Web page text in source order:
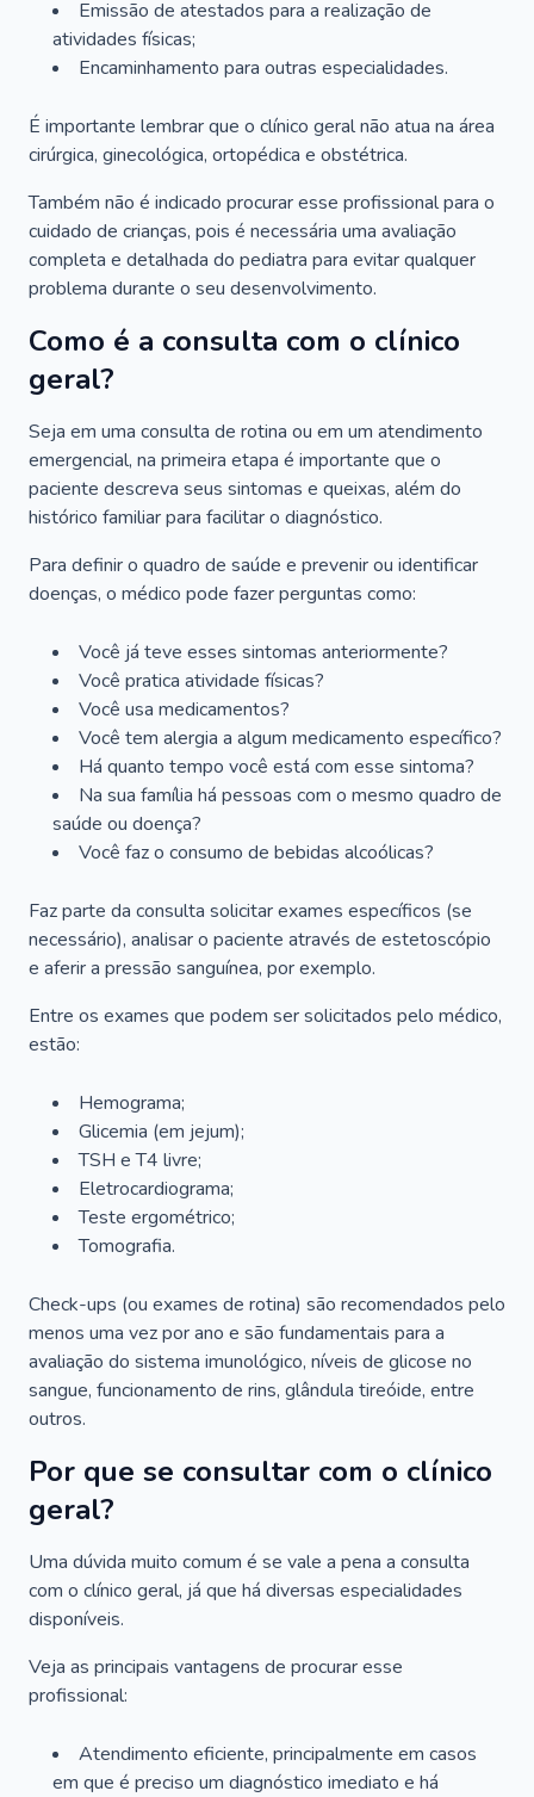
Emissão de atestados para a realização de
atividades físicas;
Encaminhamento para outras especialidades.
É importante lembrar que o clínico geral não atua na área
cirúrgica, ginecológica, ortopédica e obstétrica.
Também não é indicado procurar esse profissional para o
cuidado de crianças, pois é necessária uma avaliação
completa e detalhada do pediatra para evitar qualquer
problema durante o seu desenvolvimento.
Como é a consulta com o clínico
geral?
Seja em uma consulta de rotina ou em um atendimento
emergencial, na primeira etapa é importante que o
paciente descreva seus sintomas e queixas, além do
histórico familiar para facilitar o diagnóstico.
Para definir o quadro de saúde e prevenir ou identificar
doenças, o médico pode fazer perguntas como:
Você já teve esses sintomas anteriormente?
Você pratica atividade físicas?
Você usa medicamentos?
Você tem alergia a algum medicamento específico?
Há quanto tempo você está com esse sintoma?
Na sua família há pessoas com o mesmo quadro de
saúde ou doença?
Você faz o consumo de bebidas alcoólicas?
Faz parte da consulta solicitar exames específicos (se
necessário), analisar o paciente através de estetoscópio
e aferir a pressão sanguínea, por exemplo.
Entre os exames que podem ser solicitados pelo médico,
estão:
Hemograma;
Glicemia (em jejum);
TSH e T4 livre;
Eletrocardiograma;
Teste ergométrico;
Tomografia.
Check-ups (ou exames de rotina) são recomendados pelo
menos uma vez por ano e são fundamentais para a
avaliação do sistema imunológico, níveis de glicose no
sangue, funcionamento de rins, glândula tireóide, entre
outros.
Por que se consultar com o clínico
geral?
Uma dúvida muito comum é se vale a pena a consulta
com o clínico geral, já que há diversas especialidades
disponíveis.
Veja as principais vantagens de procurar esse
profissional:
Atendimento eficiente, principalmente em casos
em que é preciso um diagnóstico imediato e há